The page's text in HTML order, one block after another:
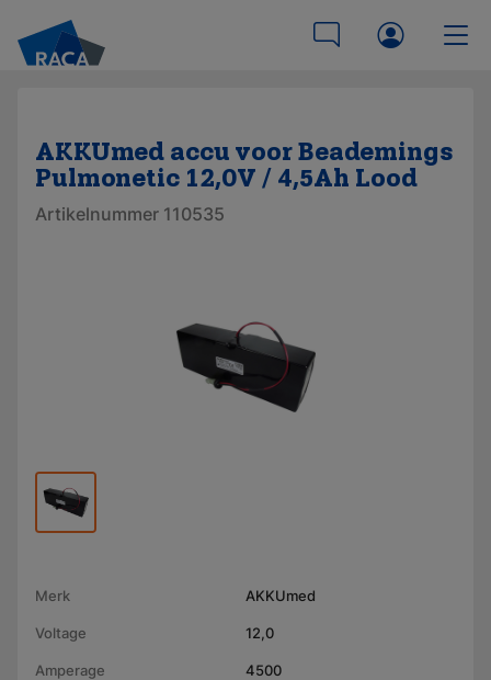
AKKUmed accu voor Beademings
Pulmonetic 12,0V / 4,5Ah Lood
Artikelnummer 110535
Merk AKKUmed
Voltage 12,0
Amperage 4500